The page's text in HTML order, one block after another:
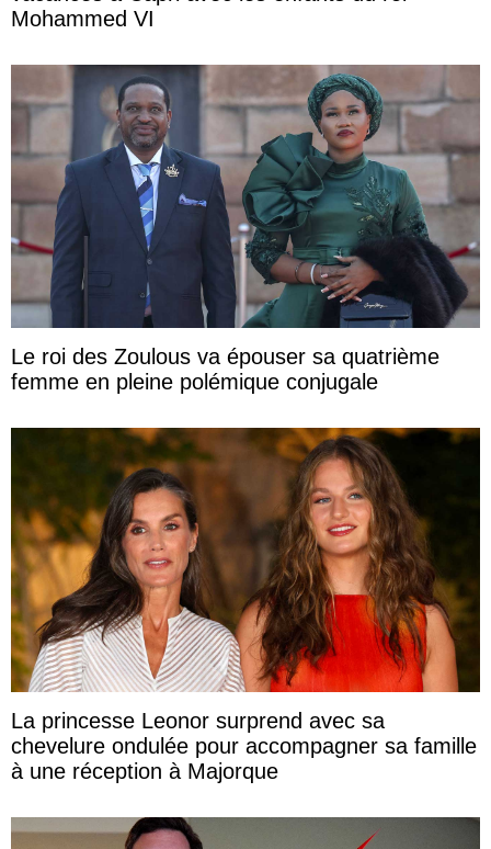
Mohammed VI
Le roi des Zoulous va épouser sa quatrième
femme en pleine polémique conjugale
La princesse Leonor surprend avec sa
chevelure ondulée pour accompagner sa famille
à une réception à Majorque